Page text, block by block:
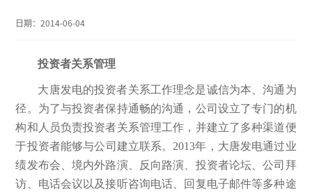
日期：2014-06-04
投资者关系管理
大唐发电的投资者关系工作理念是诚信为本、沟通为
径。为了与投资者保持通畅的沟通，公司设立了专门的机
构和人员负责投资者关系管理工作，并建立了多种渠道便
于投资者能够与公司建立联系。2013年，大唐发电通过业
绩发布会、境内外路演、反向路演、投资者论坛、公司拜
访、电话会议以及接听咨询电话、回复电子邮件等多种途